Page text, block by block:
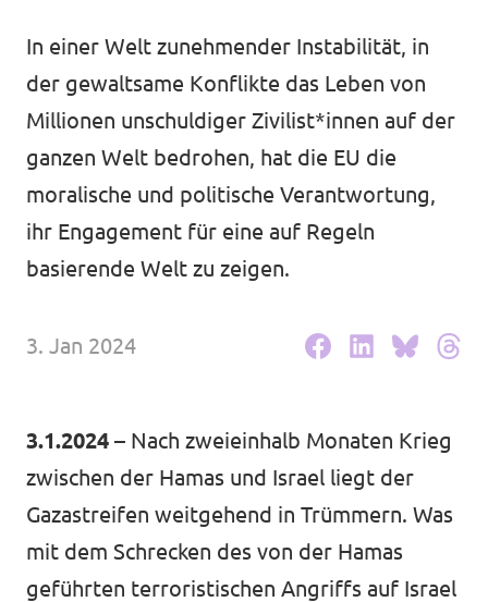
Volt Deutschland Merchandise Shop
Unsere Events
Presse
Mache bei uns mit!
Jobs bei Volt
Städteteams im Ruhrgebiet
In einer Welt zunehmender Instabilität, in
der gewaltsame Konflikte das Leben von
Millionen unschuldiger Zivilist*innen auf der
ganzen Welt bedrohen, hat die EU die
moralische und politische Verantwortung,
ihr Engagement für eine auf Regeln
basierende Welt zu zeigen.
3. Jan 2024
3.1.2024 – Nach zweieinhalb Monaten Krieg
zwischen der Hamas und Israel liegt der
Gazastreifen weitgehend in Trümmern. Was
mit dem Schrecken des von der Hamas
geführten terroristischen Angriffs auf Israel